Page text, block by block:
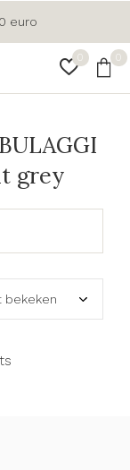
0 0
euro
grey